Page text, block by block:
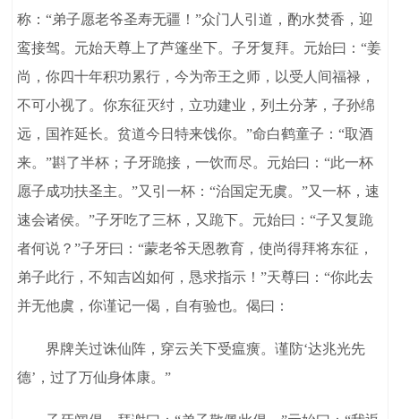
称：“弟子愿老爷圣寿无疆！”众门人引道，酌水焚香，迎
鸾接驾。元始天尊上了芦篷坐下。子牙复拜。元始曰：“姜
尚，你四十年积功累行，今为帝王之师，以受人间福禄，
不可小视了。你东征灭纣，立功建业，列土分茅，子孙绵
远，国祚延长。贫道今日特来饯你。”命白鹤童子：“取酒
来。”斟了半杯；子牙跪接，一饮而尽。元始曰：“此一杯
愿子成功扶圣主。”又引一杯：“治国定无虞。”又一杯，速
速会诸侯。”子牙吃了三杯，又跪下。元始曰：“子又复跪
者何说？”子牙曰：“蒙老爷天恩教育，使尚得拜将东征，
弟子此行，不知吉凶如何，恳求指示！”天尊曰：“你此去
并无他虞，你谨记一偈，自有验也。偈曰：
界牌关过诛仙阵，穿云关下受瘟癀。谨防‘达兆光先
德’，过了万仙身体康。”